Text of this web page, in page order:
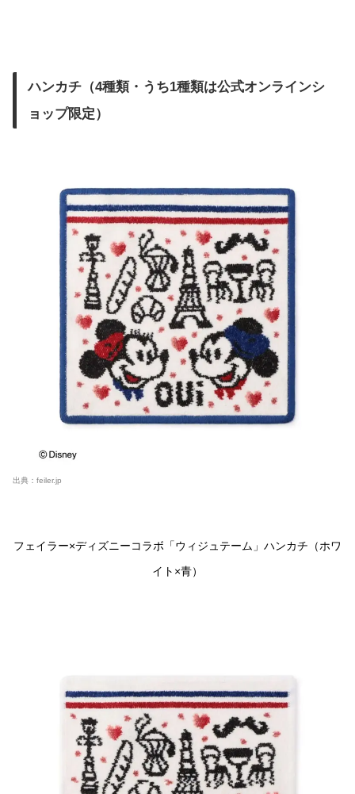
ハンカチ（4種類・うち1種類は公式オンラインシ
ョップ限定）
出典： feiler.jp
フェイラー×ディズニーコラボ「ウィジュテーム」ハンカチ（ホワ
イト×青）